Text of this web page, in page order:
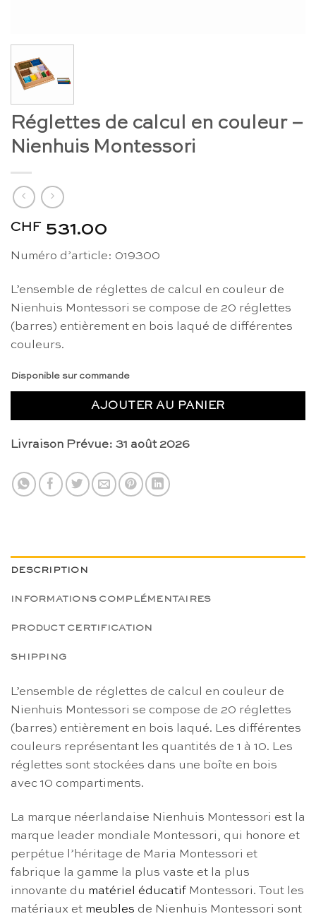
Réglettes de calcul en couleur –
Nienhuis Montessori
CHF 531.00
Numéro d’article: 019300
L’ensemble de réglettes de calcul en couleur de
Nienhuis Montessori se compose de 20 réglettes
(barres) entièrement en bois laqué de différentes
couleurs.
Disponible sur commande
AJOUTER AU PANIER
Livraison Prévue: 31 août 2026
DESCRIPTION
INFORMATIONS COMPLÉMENTAIRES
PRODUCT CERTIFICATION
SHIPPING
L’ensemble de réglettes de calcul en couleur de
Nienhuis Montessori se compose de 20 réglettes
(barres) entièrement en bois laqué. Les différentes
couleurs représentant les quantités de 1 à 10. Les
réglettes sont stockées dans une boîte en bois
avec 10 compartiments.
La marque néerlandaise Nienhuis Montessori est la
marque leader mondiale Montessori, qui honore et
perpétue l’héritage de Maria Montessori et
fabrique la gamme la plus vaste et la plus
innovante du matériel éducatif Montessori. Tout les
matériaux et meubles de Nienhuis Montessori sont